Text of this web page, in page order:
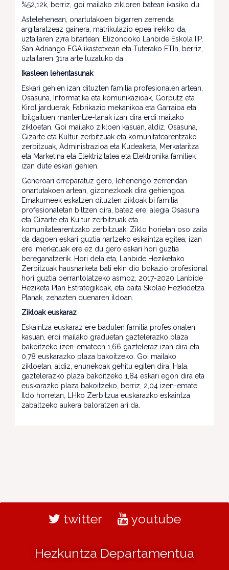
%52,12k, berriz, goi mailako zikloren batean ikasiko du.
Astelehenean, onartutakoen bigarren zerrenda
argitaratzeaz gainera, matrikulazio epea irekiko da,
uztailaren 27ra bitartean; Elizondoko Lanbide Eskola IIP,
San Adriango EGA ikastetxean eta Tuterako ETIn, berriz,
uztailaren 31ra arte luzatuko da.
Ikasleen lehentasunak
Eskari gehien izan dituzten familia profesionalen artean,
Osasuna, Informatika eta komunikazioak, Gorputz eta
Kirol jarduerak, Fabrikazio mekanikoa eta Garraioa eta
Ibilgailuen mantentze-lanak izan dira erdi mailako
zikloetan. Goi mailako zikloen kasuan, aldiz, Osasuna,
Gizarte eta Kultur zerbitzuak eta komunitatearentzako
zerbitzuak, Administrazioa eta Kudeaketa, Merkataritza
eta Marketina eta Elektrizitatea eta Elektronika familiek
izan dute eskari gehien.
Generoari erreparatuz gero, lehenengo zerrendan
onartutakoen artean, gizonezkoak dira gehiengoa.
Emakumeek eskatzen dituzten zikloak bi familia
profesionaletan biltzen dira, batez ere: alegia Osasuna
eta Gizarte eta Kultur zerbitzuak eta
komunitatearentzako zerbitzuak. Ziklo horietan oso zaila
da dagoen eskari guztia hartzeko eskaintza egitea; izan
ere, merkatuak ere ez du gero eskari hori guztia
bereganatzerik. Hori dela eta, Lanbide Heziketako
Zerbitzuak hausnarketa bati ekin dio bokazio profesional
hori guztia berrantolatzeko asmoz, 2017-2020 Lanbide
Heziketa Plan Estrategikoak, eta baita Skolae Hezkidetza
Planak, zehazten duenaren ildoan.
Zikloak euskaraz
Eskaintza euskaraz ere baduten familia profesionalen
kasuan, erdi mailako graduetan gaztelerazko plaza
bakoitzeko izen-emateen 1,66 gazteleraz izan dira eta
0,78 euskarazko plaza bakoitzeko. Goi mailako
zikloetan, aldiz, ehunekoak gehitu egiten dira. Hala,
gaztelerazko plaza bakoitzeko 1,84 eskari egon dira eta
euskarazko plaza bakoitzeko, berriz, 2,04 izen-emate.
Ildo horretan, LHko Zerbitzua euskarazko eskaintza
zabaltzeko aukera baloratzen ari da.
twitter youtube
Hezkuntza Departamentua